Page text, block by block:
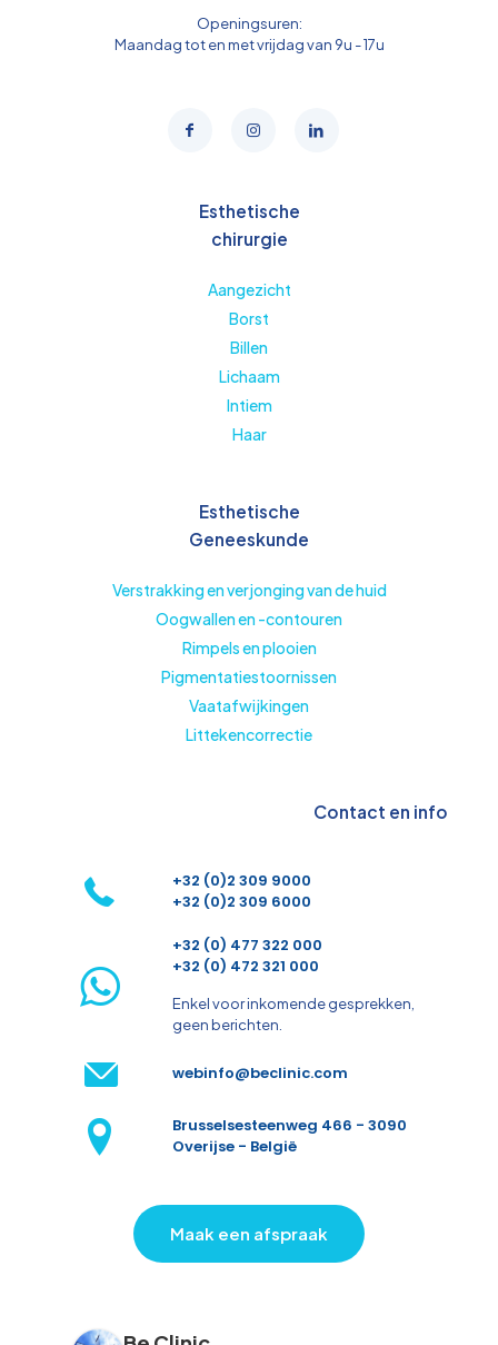
Openingsuren:
Maandag tot en met vrijdag van 9u - 17u
Esthetische
chirurgie
Aangezicht
Borst
Billen
Lichaam
Intiem
Haar
Esthetische
Geneeskunde
Verstrakking en verjonging van de huid
Oogwallen en -contouren
Rimpels en plooien
Pigmentatiestoornissen
Vaatafwijkingen
Littekencorrectie
Contact en info
+32 (0)2 309 9000
+32 (0)2 309 6000
+32 (0) 477 322 000
+32 (0) 472 321 000
Enkel voor inkomende gesprekken,
geen berichten.
webinfo@beclinic.com
Brusselsesteenweg 466 - 3090
Overijse - België
Maak een afspraak